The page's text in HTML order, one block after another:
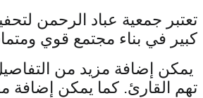
كبير في بناء مجتمع قوي
تهم القارئ. كما يمكن إضافة